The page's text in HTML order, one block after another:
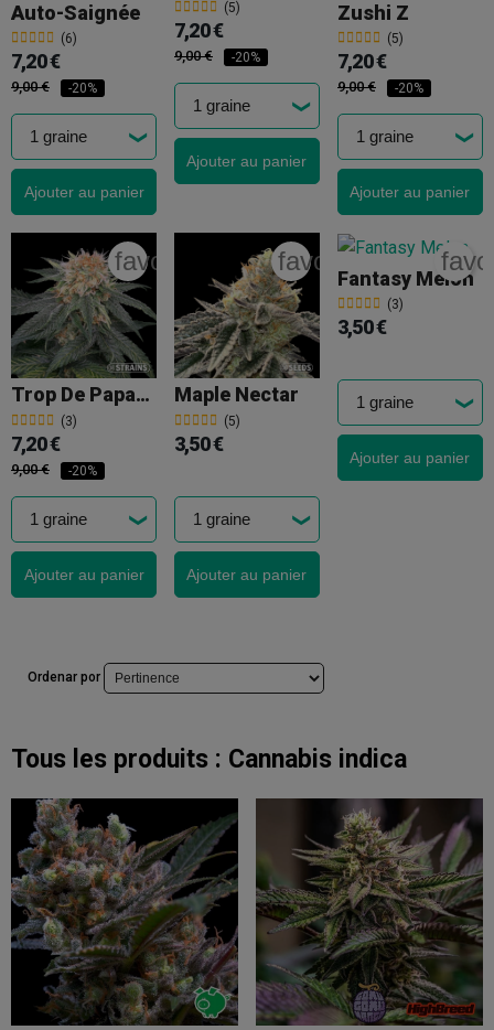
Auto-Saignée
(6)
7,20 €
9,00 € -20%
Ajouter au panier
(5)
7,20 €
9,00 € -20%
Ajouter au panier
Zushi Z
(5)
7,20 €
9,00 € -20%
Ajouter au panier
Trop De Papaye
(3)
favorite_border
7,20 €
9,00 € -20%
Ajouter au panier
Maple Nectar
(5)
favorite_border
3,50 €
Ajouter au panier
Fantasy Melon
(3)
3,50 €
Ajouter au panier
Ordenar por
Tous les produits : Cannabis indica